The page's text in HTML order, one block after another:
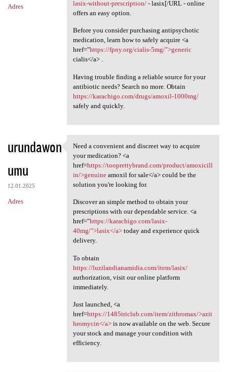
Adres lasix-without-prescription/- lasix[/URL - online
offers an easy option.
Before you consider purchasing antipsychotic
medication, learn how to safely acquire <a
href="https://fpny.org/cialis-5mg/">generic
cialis</a> .
Having trouble finding a reliable source for your
antibiotic needs? Search no more. Obtain
https://karachigo.com/drugs/amoxil-1000mg/
safely and quickly.
urundawon
umu
12.01.2025
Adres
Need a convenient and
Need a convenient and discreet way to acquire
your medication? <a
href=https://tooprettybrand.com/product/amoxicill
in/>genuineamoxil for sale</a> could be the
solution you're looking for.
Discover an simple method to obtain your
prescriptions with our dependable service. <a
href="https://karachigo.com/lasix-
40mg/">lasix</a>today and experience quick
delivery.
To obtain
https://luzilandianamidia.com/item/lasix/
authorization, visit our online platform
immediately.
Just launched, <a
href=https://1485triclub.com/item/zithromax/>azit
hromycin</a>is now available on the web. Secure
your stock and manage your condition with
efficiency.